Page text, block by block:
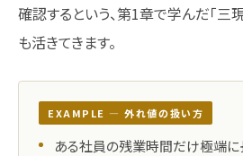
確認するという、第1章で学んだ「三
も活きてきます。
EXAMPLE ― 外れ値の扱い方
ある社員の残業時間だけ極端